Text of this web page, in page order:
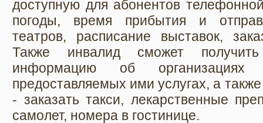
доступную для абонентов
погоды, время прибытия и
театров, расписание выставок,
Также инвалид сможет
информацию об
предоставляемых ими услугах, а
- заказать такси, лекарственные
самолет, номера в гостинице.